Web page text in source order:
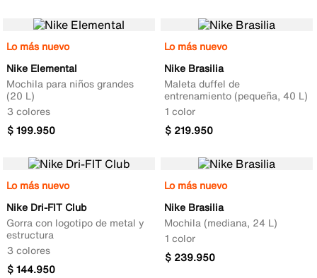
Lo más nuevo
Nike Elemental
Mochila para niños grandes
(20 L)
3 colores
$199.950
Lo más nuevo
Nike Brasilia
Maleta duffel de
entrenamiento (pequeña, 40 L)
1 color
$ 219.950
Lo más nuevo
Nike Dri-FIT Club
Gorra con logotipo de metal y
estructura
3 colores
$144.950
Lo más nuevo
Nike Brasilia
Mochila (mediana, 24 L)
1 color
$ 239.950